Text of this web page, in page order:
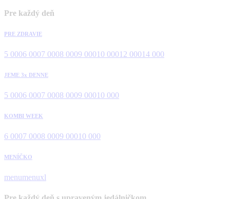
Pre každý deň
PRE ZDRAVIE
5 0006 0007 0008 0009 00010 00012 00014 000
JEME 3x DENNE
5 0006 0007 0008 0009 00010 000
KOMBI WEEK
6 0007 0008 0009 00010 000
MENÍČKO
menumenuxl